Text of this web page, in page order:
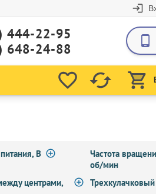
444-22-95
648-24-88
В
Частота
об/мин
центрами,